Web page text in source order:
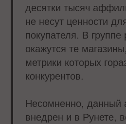
десятки тысяч
не несут ценности
покупателя. В группе
окажутся те
метрики которых
конкурентов.
Несомненно, данный
внедрен и в Рунете,